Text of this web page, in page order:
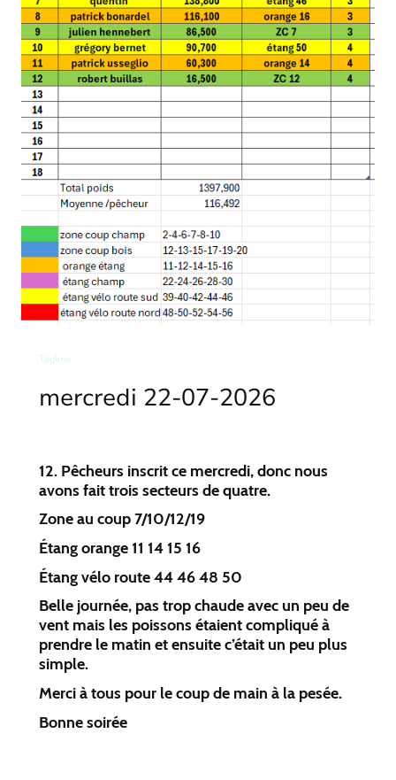
Tagline
mercredi 22-07-2026
12. Pêcheurs inscrit ce mercredi, donc nous
avons fait trois secteurs de quatre.
Zone au coup 7/10/12/19
Étang orange 11 14 15 16
Étang vélo route 44 46 48 50
Belle journée, pas trop chaude avec un peu de
vent mais les poissons étaient compliqué à
prendre le matin et ensuite c’était un peu plus
simple.
Merci à tous pour le coup de main à la pesée.
Bonne soirée